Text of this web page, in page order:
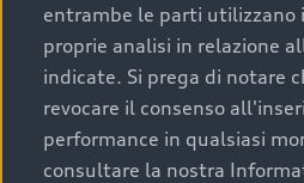
Scopri di
entrambe le parti utilizzano
proprie analisi in relazione
indicate. Si prega di notare
revocare il consenso
performance in qualsiasi
consultare la nostra